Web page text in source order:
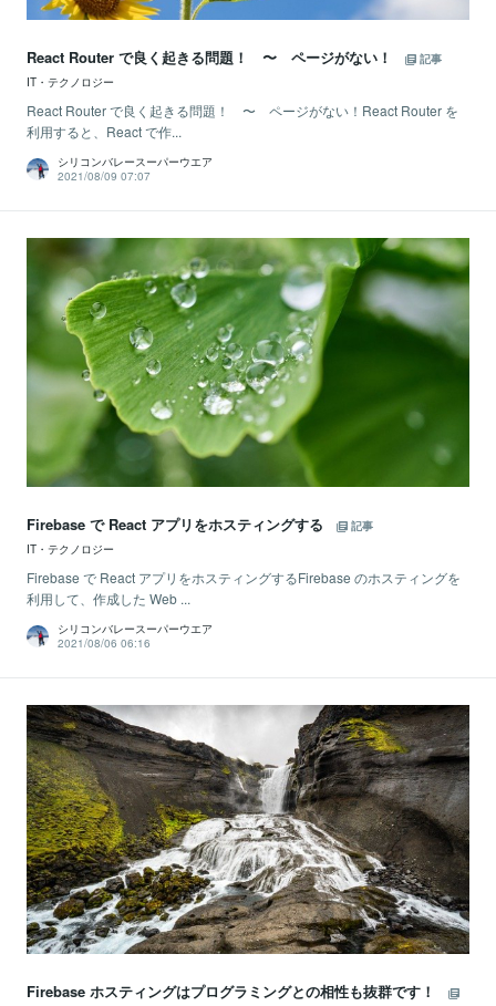
React Router で良く起きる問題！ 〜 ページがない！
記事
IT・テクノロジー
React Router で良く起きる問題！ 〜 ページがない！React Router を
利用すると、React で作...
シリコンバレースーパーウエア
2021/08/09 07:07
Firebase で React アプリをホスティングする
記事
IT・テクノロジー
Firebase で React アプリをホスティングするFirebase のホスティングを
利用して、作成した Web ...
シリコンバレースーパーウエア
2021/08/06 06:16
Firebase ホスティングはプログラミングとの相性も抜群です！